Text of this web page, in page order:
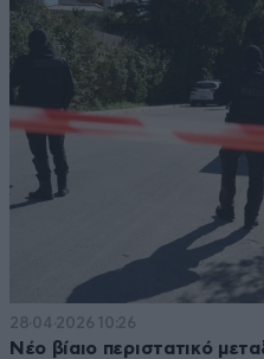
28·04·2026 10:26
Νέο βίαιο περιστατικό